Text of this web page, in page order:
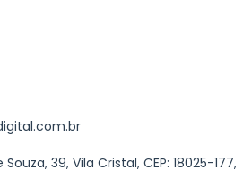
39, Vila Cristal, CEP: 18025-177,